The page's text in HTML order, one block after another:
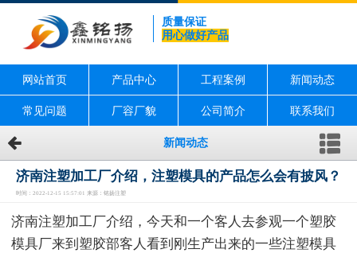
质量保证
用心做好产品
网站首页 产品中心 工程案例 新闻动态
常见问题 厂容厂貌 公司简介 联系我们
新闻动态
济南注塑加工厂介绍，注塑模具的产品怎么会有披风？
时间：2022-12-15 15:57:01 来源：铭扬注塑
济南注塑加工厂介绍，今天和一个客人去参观一个塑胶
模具厂来到塑胶部客人看到刚生产出来的一些注塑模具